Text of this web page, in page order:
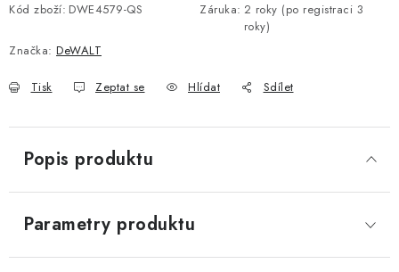
Kód zboží: DWE4579-QS Záruka: 2 roky (po registraci 3
roky)
Značka: DeWALT
Tisk Zeptat se Hlídat Sdílet
Popis produktu
Parametry produktu